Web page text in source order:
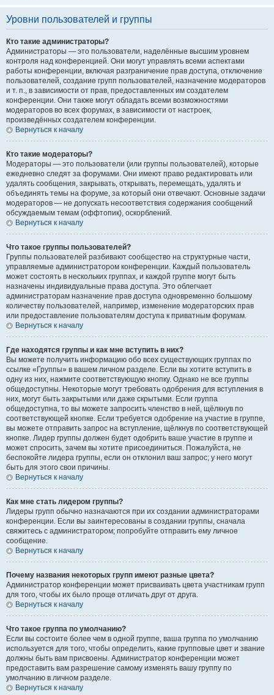
Уровни пользователей и группы
Кто такие администраторы?
Администраторы — это пользователи, наделённые высшим уровнем
контроля над конференцией. Они могут управлять всеми аспектами
работы конференции, включая разграничение прав доступа, отключение
пользователей, создание групп пользователей, назначение модераторов
и т. п., в зависимости от прав, предоставленных им создателем
конференции. Они также могут обладать всеми возможностями
модераторов во всех форумах, в зависимости от настроек,
произведённых создателем конференции.
Вернуться к началу
Кто такие модераторы?
Модераторы — это пользователи (или группы пользователей), которые
ежедневно следят за форумами. Они имеют право редактировать или
удалять сообщения, закрывать, открывать, перемещать, удалять и
объединять темы на форуме, за который они отвечают. Основные задачи
модераторов — не допускать несоответствия содержания сообщений
обсуждаемым темам (оффтопик), оскорблений.
Вернуться к началу
Что такое группы пользователей?
Группы пользователей разбивают сообщество на структурные части,
управляемые администратором конференции. Каждый пользователь
может состоять в нескольких группах, и каждой группе могут быть
назначены индивидуальные права доступа. Это облегчает
администраторам назначение прав доступа одновременно большому
количеству пользователей, например, изменение модераторских прав
или предоставление пользователям доступа к приватным форумам.
Вернуться к началу
Где находятся группы и как мне вступить в них?
Вы можете получить информацию обо всех существующих группах по
ссылке «Группы» в вашем личном разделе. Если вы хотите вступить в
одну из них, нажмите соответствующую кнопку. Однако не все группы
общедоступны. Некоторые могут требовать одобрения для вступления в
них, могут быть закрытыми или даже скрытыми. Если группа
общедоступна, то вы можете запросить членство в ней, щёлкнув по
соответствующей кнопке. Если требуется одобрение на участие в группе,
вы можете отправить запрос на вступление, щёлкнув по соответствующей
кнопке. Лидер группы должен будет одобрить ваше участие в группе и
может спросить, зачем вы хотите присоединиться. Пожалуйста, не
беспокойте лидера группы, если он отклонил ваш запрос; у него могут
быть для этого свои причины.
Вернуться к началу
Как мне стать лидером группы?
Лидеры групп обычно назначаются при их создании администраторами
конференции. Если вы заинтересованы в создании группы, сначала
свяжитесь с администратором; попробуйте отправить ему личное
сообщение.
Вернуться к началу
Почему названия некоторых групп имеют разные цвета?
Администратор конференции может присваивать цвета участникам групп
для того, чтобы их было проще отличать друг от друга.
Вернуться к началу
Что такое группа по умолчанию?
Если вы состоите более чем в одной группе, ваша группа по умолчанию
используется для того, чтобы определить, какие групповые цвет и звание
должны быть вам присвоены. Администратор конференции может
предоставить вам разрешение самому изменять вашу группу по
умолчанию в личном разделе.
Вернуться к началу